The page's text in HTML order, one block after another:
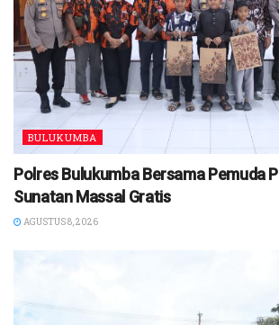
BULUKUMBA
Polres Bulukumba Bersama Pemuda
Sunatan Massal Gratis
AGUSTUS 8, 2026